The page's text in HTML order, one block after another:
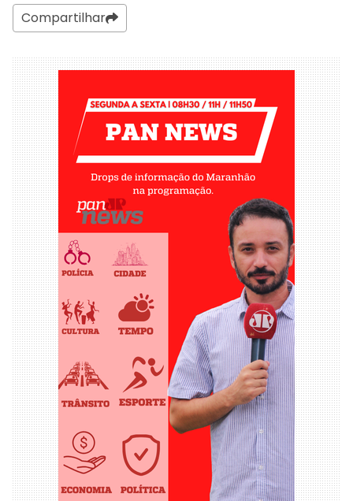
Compartilhar